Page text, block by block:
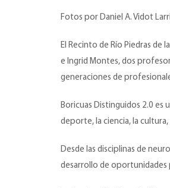
Fotos por Daniel A. Vidot
El Recinto de Río Piedras
e Ingrid Montes, dos
generaciones de
Boricuas Distinguidos 2.0
deporte, la ciencia, la
Desde las disciplinas de
desarrollo de oportunidades